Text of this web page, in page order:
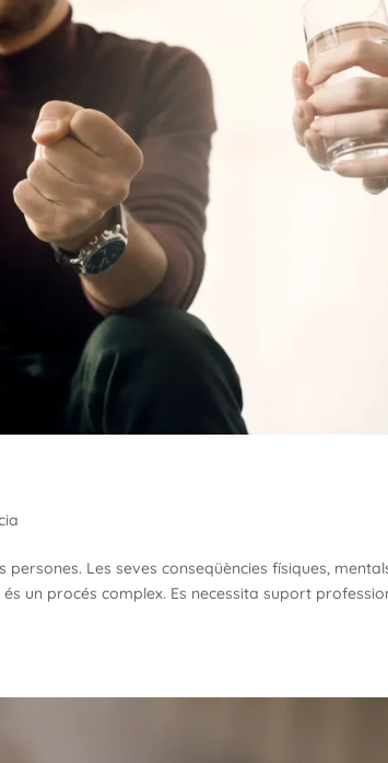
Les seves conseqüències físiques,
un procés complex. Es necessita suport